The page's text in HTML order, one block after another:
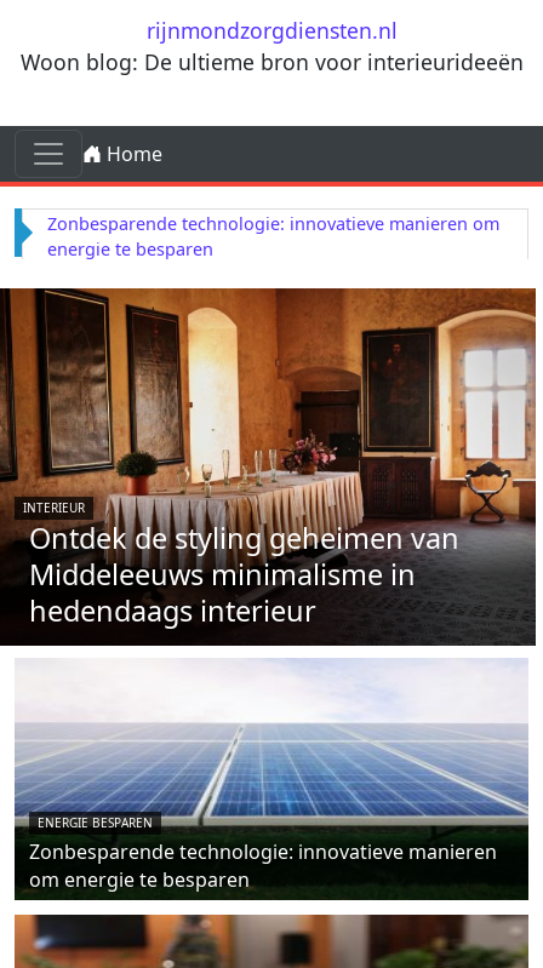
Ga naar de inhoudrijnmondzorgdiensten.nl
Woon blog: De ultieme bron voor interieurideeën
Ga naar de inhoud
Hoofdnavigatie
Home
Zonbesparende technologie: innovatieve manieren om
energie te besparen
INTERIEUR
Ontdek de styling geheimen van
Middeleeuws minimalisme in
hedendaags interieur
ENERGIE BESPAREN
Zonbesparende technologie: innovatieve manieren
om energie te besparen